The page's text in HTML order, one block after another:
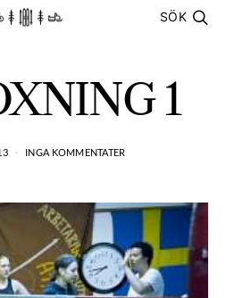
SÖK
1
INGA KOMMENTATER